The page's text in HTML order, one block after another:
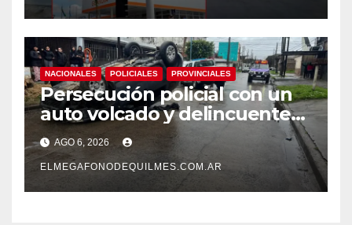
NACIONALES POLICIALES PROVINCIALES
Persecución policial con un
auto volcado y delincuentes
detenidos en San Francisco
Solano
AGO 6, 2026
ELMEGAFONODEQUILMES.COM.AR